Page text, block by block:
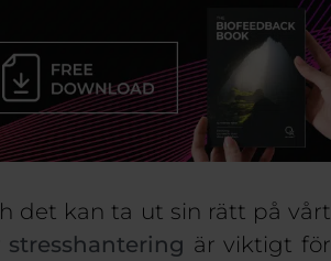
det kan ta ut sin rätt på vårt
stresshantering är viktigt för